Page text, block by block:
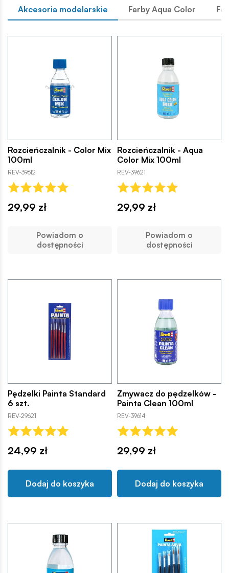
Akcesoria modelarskie Farby Aqua Color
Rozcieńczalnik - Color Mix
100ml
REV-39612
29,99 zł
Powiadom o
dostępności
Rozcieńczalnik - Aqua
Color Mix 100ml
REV-39621
29,99 zł
Powiadom o
dostępności
Pędzelki Painta Standard
6 szt.
REV-29621
24,99 zł
Dodaj do koszyka
Zmywacz do pędzelków -
Painta Clean 100ml
REV-39614
29,99 zł
Dodaj do koszyka